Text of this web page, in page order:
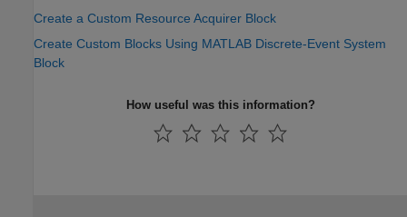
Create a Custom Resource Acquirer Block
Create Custom Blocks Using MATLAB Discrete-Event System
Block
How useful was this information?